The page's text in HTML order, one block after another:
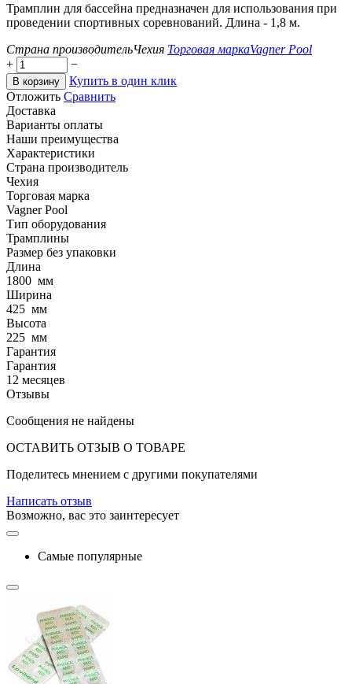
Трамплин для бассейна предназначен для использования при
проведении спортивных соревнований. Длина - 1,8 м.
Страна производительЧехия Торговая маркаVagner Pool
+
−
В корзину
Купить в один клик
Отложить Сравнить
Доставка
Варианты оплаты
Наши преимущества
Характеристики
Страна производитель
Чехия
Торговая марка
Vagner Pool
Тип оборудования
Трамплины
Размер без упаковки
Длина
1800 мм
Ширина
425 мм
Высота
225 мм
Гарантия
Гарантия
12 месяцев
Отзывы
Сообщения не найдены
ОСТАВИТЬ ОТЗЫВ О ТОВАРЕ
Поделитесь мнением с другими покупателями
Написать отзыв
Возможно, вас это заинтересует
Самые популярные